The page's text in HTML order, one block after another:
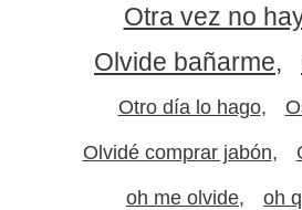
Otra vez no
Olvide bañarme
Otro día lo hago
Olvidé comprar jabón
oh me olvide oh